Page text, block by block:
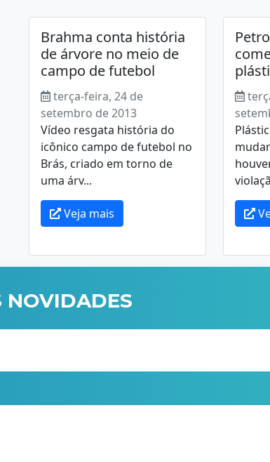
Brahma conta história
de árvore no meio de
campo de futebol
terça-feira, 24 de
setembro de 2013
Vídeo resgata história do
icônico campo de futebol no
Brás, criado em torno de
uma árv...
Veja mais
NOVIDADES